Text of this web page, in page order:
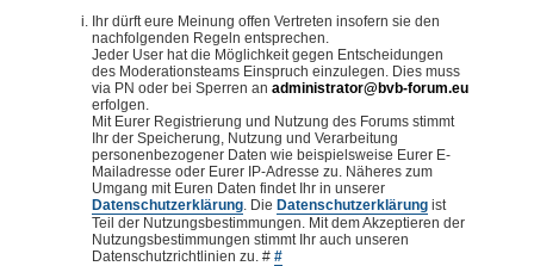
Ihr dürft eure Meinung offen Vertreten insofern sie den
nachfolgenden Regeln entsprechen.
Jeder User hat die Möglichkeit gegen Entscheidungen
des Moderationsteams Einspruch einzulegen. Dies muss
via PN oder bei Sperren an administrator@bvb-forum.eu
erfolgen.
Mit Eurer Registrierung und Nutzung des Forums stimmt
Ihr der Speicherung, Nutzung und Verarbeitung
personenbezogener Daten wie beispielsweise Eurer E-
Mailadresse oder Eurer IP-Adresse zu. Näheres zum
Umgang mit Euren Daten findet Ihr in unserer
Datenschutzerklärung . Die Datenschutzerklärung ist
Teil der Nutzungsbestimmungen. Mit dem Akzeptieren der
Nutzungsbestimmungen stimmt Ihr auch unseren
Datenschutzrichtlinien zu. # #